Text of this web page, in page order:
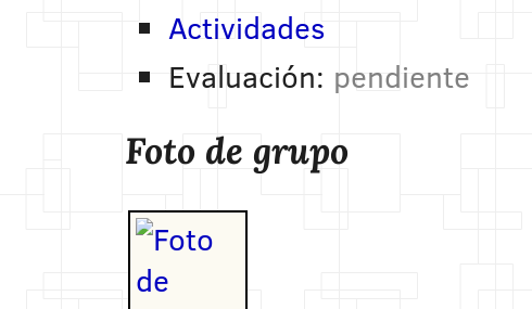
Actividades
Evaluación: pendiente
Foto de grupo